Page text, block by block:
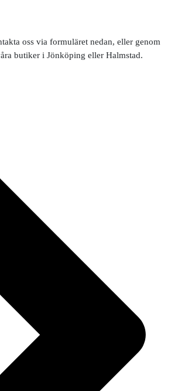
oss via formuläret nedan, eller genom
butiker i Jönköping eller Halmstad.